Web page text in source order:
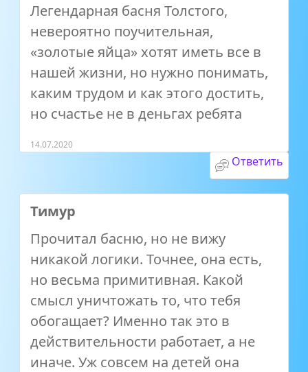
Легендарная басня Толстого,
невероятно поучительная,
«золотые яйца» хотят иметь все в
нашей жизни, но нужно понимать,
каким трудом и как этого достить,
но счастье не в деньгах ребята
14.07.2020
Ответить
Тимур
Прочитал басню, но не вижу
никакой логики. Точнее, она есть,
но весьма примитивная. Какой
смысл уничтожать то, что тебя
обогащает? Именно так это в
действительности работает, а не
иначе. Уж совсем на детей она